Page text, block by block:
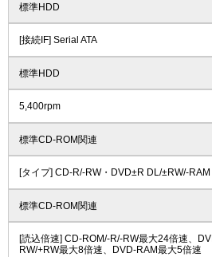
標準HDD
[接続IF] Serial ATA
標準HDD
5,400rpm
標準CD-ROM関連
[タイプ] CD-R/-RW・DVD±R DL/±RW/-RAM
標準CD-ROM関連
[読込倍速] CD-ROM/-R/-RW最大24倍速、
RW/+RW最大8倍速、DVD-RAM最大5倍速